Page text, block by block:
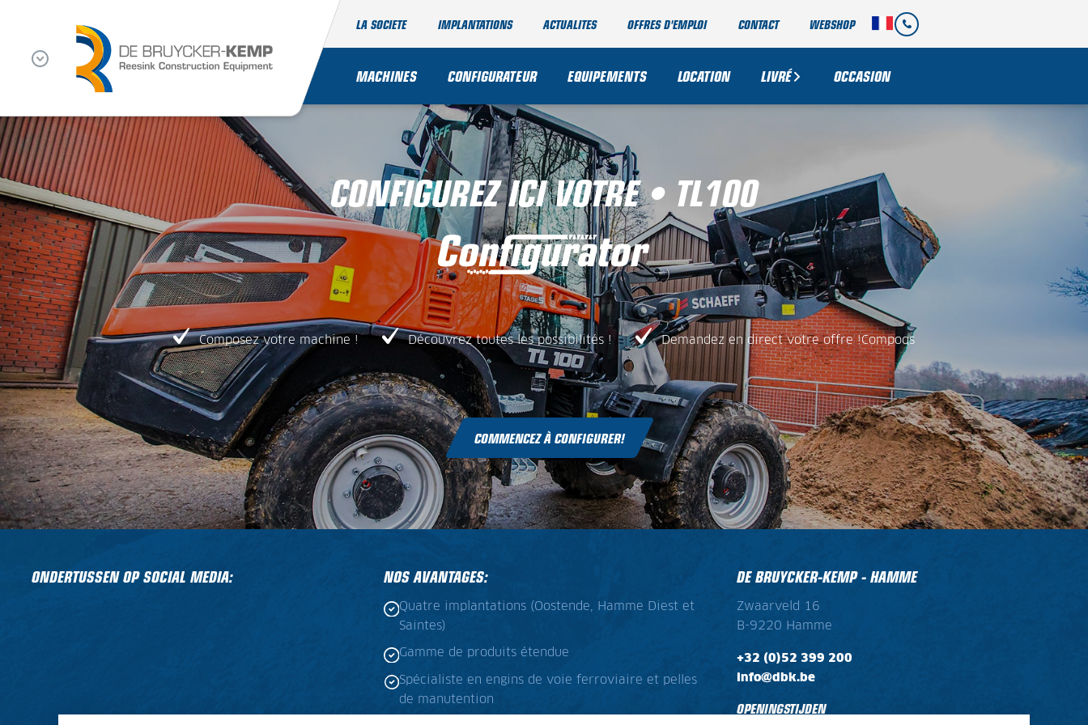
LA SOCIETE IMPLANTATIONS ACTUALITES OFFRES D'EMPLOI CONTACT WEBSHOP
MACHINES CONFIGURATEUR EQUIPEMENTS LOCATION LIVRÉ OCCASION
CONFIGUREZ ICI VOTRE • TL100
Composez votre machine ! Découvrez toutes les possibilités ! Demandez en direct votre offre !Compoqs
COMMENCEZ À CONFIGURER!
ONDERTUSSEN OP SOCIAL MEDIA: NOS AVANTAGES:
Quatre implantations (Oostende, Hamme Diest et
Saintes)
Gamme de produits étendue
Spécialiste en engins de voie ferroviaire et pelles
de manutention
DE BRUYCKER-KEMP - HAMME
Zwaarveld 16
B-9220 Hamme
+32 (0)52 399 200
info@dbk.be
OPENINGSTIJDEN